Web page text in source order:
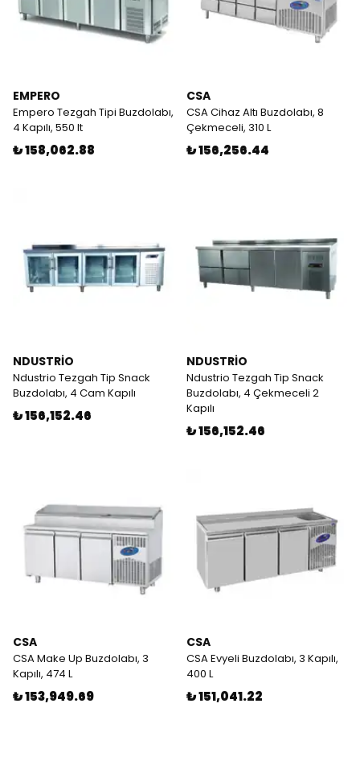
EMPERO
Empero Tezgah Tipi Buzdolabı,
4 Kapılı, 550 lt
₺ 158,062.88
CSA
CSA Cihaz Altı Buzdolabı, 8
Çekmeceli, 310 L
₺ 156,256.44
NDUSTRİO
Ndustrio Tezgah Tip Snack
Buzdolabı, 4 Cam Kapılı
₺ 156,152.46
NDUSTRİO
Ndustrio Tezgah Tip Snack
Buzdolabı, 4 Çekmeceli 2
Kapılı
₺ 156,152.46
CSA
CSA Make Up Buzdolabı, 3
Kapılı, 474 L
₺ 153,949.69
CSA
CSA Evyeli Buzdolabı, 3 Kapılı,
400 L
₺ 151,041.22